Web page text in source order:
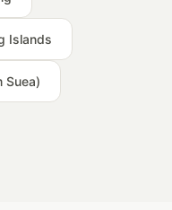
Islands
Suea)